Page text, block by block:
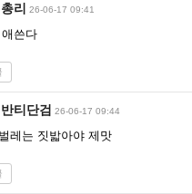
총리 26-06-17 09:41
쓴다
반티단검 26-06-17 09:44
레는 짓밟아야 제맛